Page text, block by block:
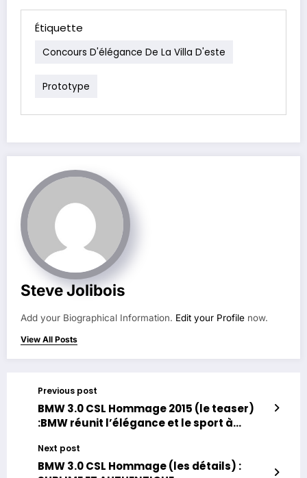
Étiquette
Concours D'élégance De La Villa D'este
Prototype
Steve Jolibois
Add your Biographical Information. Edit your Profile now.
View All Posts
Previous post
BMW 3.0 CSL Hommage 2015 (le teaser)
:BMW réunit l’élégance et le sport à
Next post
BMW 3.0 CSL Hommage (les détails) :